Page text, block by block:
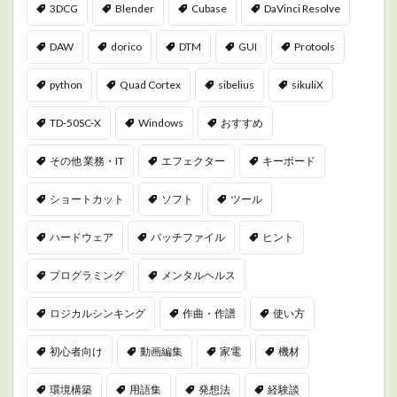
3DCG Blender Cubase DaVinci Resolve
DAW dorico DTM GUI Protools
python Quad Cortex sibelius sikuliX
TD-50SC-X Windows おすすめ
その他 業務・IT エフェクター キーボード
ショートカット ソフト ツール
ハードウェア バッチファイル ヒント
プログラミング メンタルヘルス
ロジカルシンキング 作曲・作譜 使い方
初心者向け 動画編集 家電 機材
環境構築 用語集 発想法 経験談